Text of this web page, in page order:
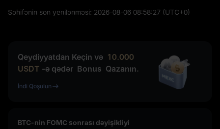
Səhifənin son yenilənməsi: 2026-08-06 08:58:27 (UTC+0)
Qeydiyyatdan Keçin və 10.000
USDT -ə qədər Bonus Qazanın.
İndi Qoşulun
BTC-nin FOMC sonrası dəyişikliyi